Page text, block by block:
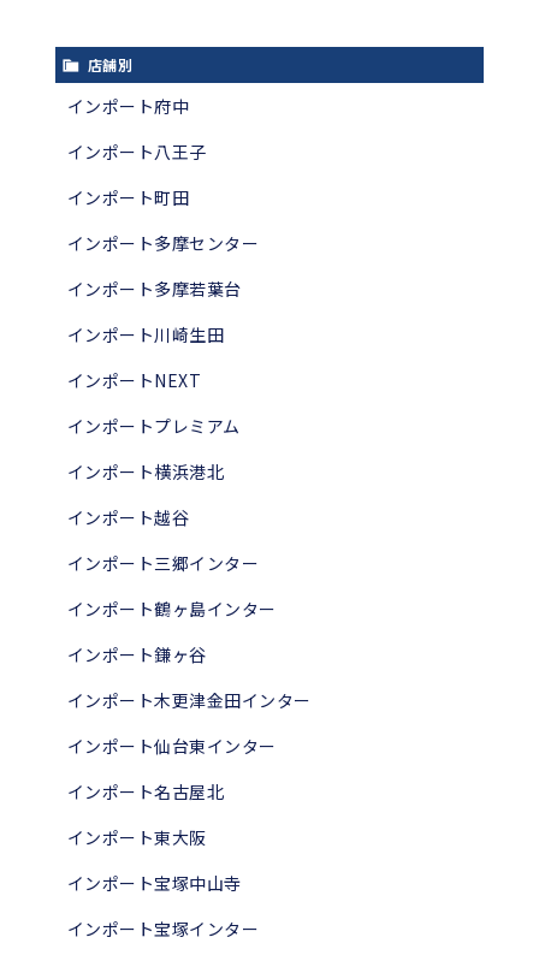
店舗別
インポート府中
インポート八王子
インポート町田
インポート多摩センター
インポート多摩若葉台
インポート川崎生田
インポートNEXT
インポートプレミアム
インポート横浜港北
インポート越谷
インポート三郷インター
インポート鶴ヶ島インター
インポート鎌ヶ谷
インポート木更津金田インター
インポート仙台東インター
インポート名古屋北
インポート東大阪
インポート宝塚中山寺
インポート宝塚インター